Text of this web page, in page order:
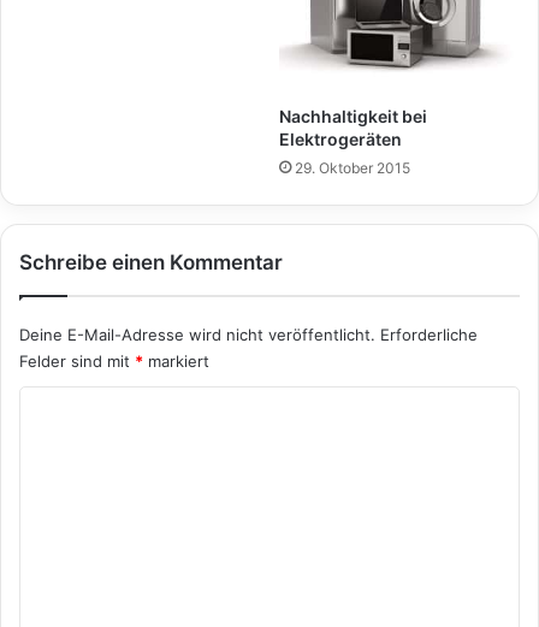
Nachhaltigkeit bei
Elektrogeräten
29. Oktober 2015
Schreibe einen Kommentar
Deine E-Mail-Adresse wird nicht veröffentlicht. Erforderliche
Felder sind mit * markiert